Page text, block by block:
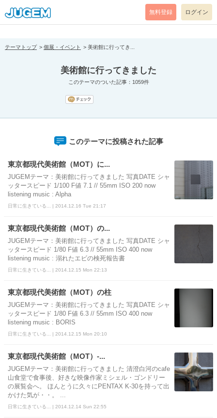
[pear_error: message="Success" code=0 mode=return level=notice
prefix="" info=""]
無料登録 ログイン
テーマトップ 個展・イベント 美術館に行ってき...
美術館に行ってきました
このテーマのついた記事：1059件
このテーマに投稿された記事
東京都現代美術館（MOT）に...
JUGEMテーマ：美術館に行ってきました 写真DATE シャ
ッタースピード 1/100 F値 7.1 // 55mm ISO 200 now
listening music : Alpha
日常に生きている... | 2014.12.16 Tue 21:17
東京都現代美術館（MOT）の...
JUGEMテーマ：美術館に行ってきました 写真DATE シャ
ッタースピード 1/80 F値 6.3 // 55mm ISO 400 now
listening music : 溺れたエビの検死報告書
日常に生きている... | 2014.12.15 Mon 22:13
東京都現代美術館（MOT）の柱
JUGEMテーマ：美術館に行ってきました 写真DATE シャ
ッタースピード 1/80 F値 6.3 // 55mm ISO 400 now
listening music : BORIS
日常に生きている... | 2014.12.15 Mon 20:10
東京都現代美術館（MOT）-...
JUGEMテーマ：美術館に行ってきました 清澄白河のcafe
山食堂で食事後、好きな映像作家ミシェル・ゴンドリー
の展覧会へ。 ほんとうに久々にPENTAX K-30を持って出
かけた気が・・。 ...
日常に生きている... | 2014.12.14 Sun 22:55